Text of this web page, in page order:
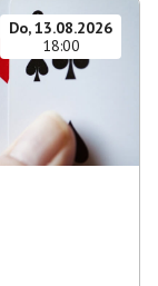
Do, 13.08.2026
18:00